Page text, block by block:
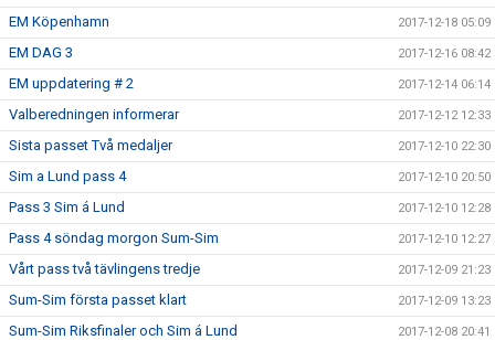
EM Köpenhamn 2017-12-18 05:09
EM DAG 3 2017-12-16 08:42
EM uppdatering # 2 2017-12-14 06:14
Valberedningen informerar 2017-12-12 12:33
Sista passet Två medaljer 2017-12-10 22:30
Sim a Lund pass 4 2017-12-10 20:50
Pass 3 Sim á Lund 2017-12-10 12:28
Pass 4 söndag morgon Sum-Sim 2017-12-10 12:27
Vårt pass två tävlingens tredje 2017-12-09 21:23
Sum-Sim första passet klart 2017-12-09 13:23
Sum-Sim Riksfinaler och Sim á Lund 2017-12-08 20:41